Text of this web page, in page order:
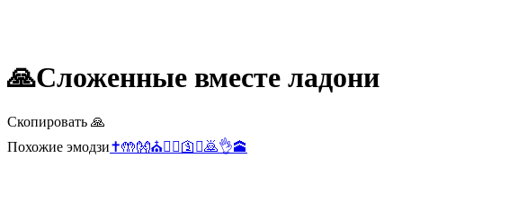
🙏Сложенные вместе ладони
Скопировать 🙏
Похожие эмодзи✝️🤲👐⛪💁‍♂️🛐 ✊🙇👌🕋